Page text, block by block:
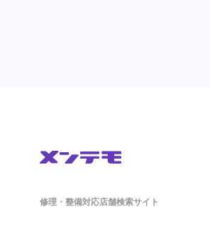
修理・整備対応店舗検索サイト